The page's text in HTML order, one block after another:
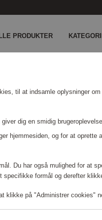
PRODUKTER
til at indsamle oplysninger
dig en smidig brugeroplevelse.
hjemmesiden, og for at oprette
Du har også mulighed for at
formål og derefter
klikke på "Administrer cookies"